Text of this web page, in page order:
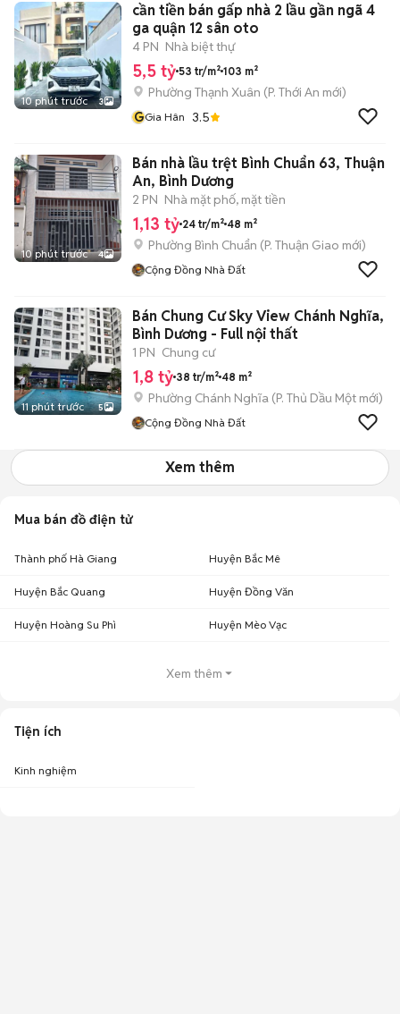
10 phút trước 3
cần tiền bán gấp nhà 2 lầu gần ngã 4
ga quận 12 sân oto
4 PN Nhà biệt thự
5,5 tỷ 53 tr/m² 103 m²
Phường Thạnh Xuân (P. Thới An mới)
GGia Hân 3.5
10 phút trước 4
Bán nhà lầu trệt Bình Chuẩn 63, Thuận
An, Bình Dương
2 PN Nhà mặt phố, mặt tiền
1,13 tỷ 24 tr/m² 48 m²
Phường Bình Chuẩn (P. Thuận Giao mới)
Cộng Đồng Nhà Đất
11 phút trước 5
Bán Chung Cư Sky View Chánh Nghĩa,
Bình Dương - Full nội thất
1 PN Chung cư
1,8 tỷ 38 tr/m² 48 m²
Phường Chánh Nghĩa (P. Thủ Dầu Một mới)
Cộng Đồng Nhà Đất
Xem thêm
Mua bán đồ điện tử
Thành phố Hà Giang Huyện Bắc Mê
Huyện Bắc Quang Huyện Đồng Văn
Huyện Hoàng Su Phì Huyện Mèo Vạc
Xem thêm
Tiện ích
Kinh nghiệm